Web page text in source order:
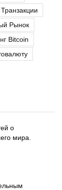
Рынок
Bitcoin
о
мира.